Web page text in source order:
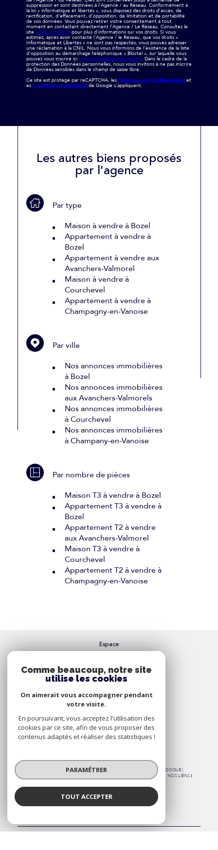
suppression et sont destinées à l'Agence / au Réseau. Conformément à
la loi « informatique et libertés », vous disposez des droits d’accès, de
rectification, d’effacement, d’opposition, de limitation et de portabilité
de vos données. Vous pouvez retirer votre consentement à tout
moment en contactant directement l’Agence / Le Réseau. Consultez le
site https://cnil.fr/fr pour plus d’informations sur vos droits. Si vous
estimez, après avoir contacté l'Agence / le Réseau, que vos droits «
Informatique et Libertés » ne sont pas respectés, vous pouvez adresser
une réclamation à la CNIL. Nous vous informons de l’existence de la liste
d'opposition au démarchage téléphonique « Bloctel », sur laquelle vous
pouvez vous inscrire ici : https://www.bloctel.gouv.fr. Dans le cadre de la
protection des Données personnelles, nous vous invitons à ne pas inscrire
de Données sensibles dans le champ de saisie libre.
Ce site est protégé par reCAPTCHA, les Politiques de Confidentialité et
es Conditions d'utilisation de Google s'appliquent.
Les autres biens proposés
par l'agence
Par type
Maison à vendre à Bozel
Appartement à vendre à
Bozel
Appartement à vendre aux
Avanchers-Valmorel
Maison à vendre à
Courchevel
Appartement à vendre à
Champagny-en-Vanoise
Par ville
Nos annonces immobilières
à Bozel
Nos annonces immobilières
aux Avanchers-Valmorels
Nos annonces immobilières
à Courchevel
Nos annonces immobilières
à Champany-en-Vanoise
Par nombre de pièces
Maison T3 à vendre à Bozel
Appartement T3 à vendre à
Bozel
Appartement T2 à vendre
aux Avanchers-Valmorel
Maison T3 à vendre à
Courchevel
Appartement T2 à vendre à
Champagny-en-Vanoise
Espace
Se connecter
Adhérons
© 2026 | TOUS DROITS RÉSERVÉS | TRADUCTION POWERED BY GOOGLE |
ADMIN
NOS LIENS
POLITIQUE RGPD
COOKIES
Comme beaucoup, notre site
utilise les cookies
On aimerait vous accompagner pendant
votre visite.
En poursuivant, vous acceptez l'utilisation des
cookies par ce site, afin de vous proposer des
contenus adaptés et réaliser des statistiques !
PARAMÉTRER
TOUT ACCEPTER